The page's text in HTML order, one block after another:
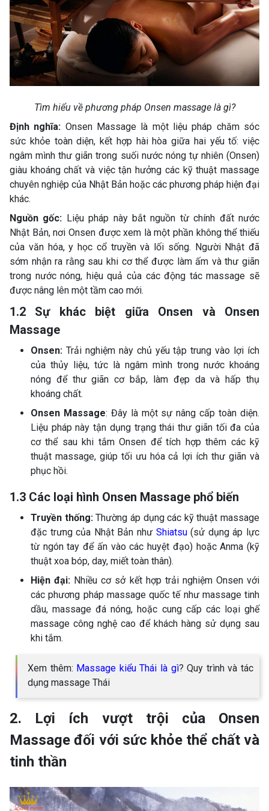
Tìm hiểu về phương pháp Onsen massage là gì?
Định nghĩa: Onsen Massage là một liệu pháp chăm sóc
sức khỏe toàn diện, kết hợp hài hòa giữa hai yếu tố: việc
ngâm mình thư giãn trong suối nước nóng tự nhiên (Onsen)
giàu khoáng chất và việc tận hưởng các kỹ thuật massage
chuyên nghiệp của Nhật Bản hoặc các phương pháp hiện đại
khác.
Nguồn gốc: Liệu pháp này bắt nguồn từ chính đất nước
Nhật Bản, nơi Onsen được xem là một phần không thể thiếu
của văn hóa, y học cổ truyền và lối sống. Người Nhật đã
sớm nhận ra rằng sau khi cơ thể được làm ấm và thư giãn
trong nước nóng, hiệu quả của các động tác massage sẽ
được nâng lên một tầm cao mới.
1.2 Sự khác biệt giữa Onsen và Onsen
Massage
Onsen: Trải nghiệm này chủ yếu tập trung vào lợi ích
của thủy liệu, tức là ngâm mình trong nước khoáng
nóng để thư giãn cơ bắp, làm đẹp da và hấp thụ
khoáng chất.
Onsen Massage: Đây là một sự nâng cấp toàn diện.
Liệu pháp này tận dụng trạng thái thư giãn tối đa của
cơ thể sau khi tắm Onsen để tích hợp thêm các kỹ
thuật massage, giúp tối ưu hóa cả lợi ích thư giãn và
phục hồi.
1.3 Các loại hình Onsen Massage phổ biến
Truyền thống:Thường áp dụng các kỹ thuật massage
đặc trưng của Nhật Bản như Shiatsu(sử dụng áp lực
từ ngón tay để ấn vào các huyệt đạo) hoặc Anma (kỹ
thuật xoa bóp, day, miết toàn thân).
Hiện đại: Nhiều cơ sở kết hợp trải nghiệm Onsen với
các phương pháp massage quốc tế như massage tinh
dầu, massage đá nóng, hoặc cung cấp các loại ghế
massage công nghệ cao để khách hàng sử dụng sau
khi tắm.
Xem thêm: Massage kiểu Thái là gì? Quy trình và tác
dụng massage Thái
2. Lợi ích vượt trội của Onsen
Massage đối với sức khỏe thể chất và
tinh thần